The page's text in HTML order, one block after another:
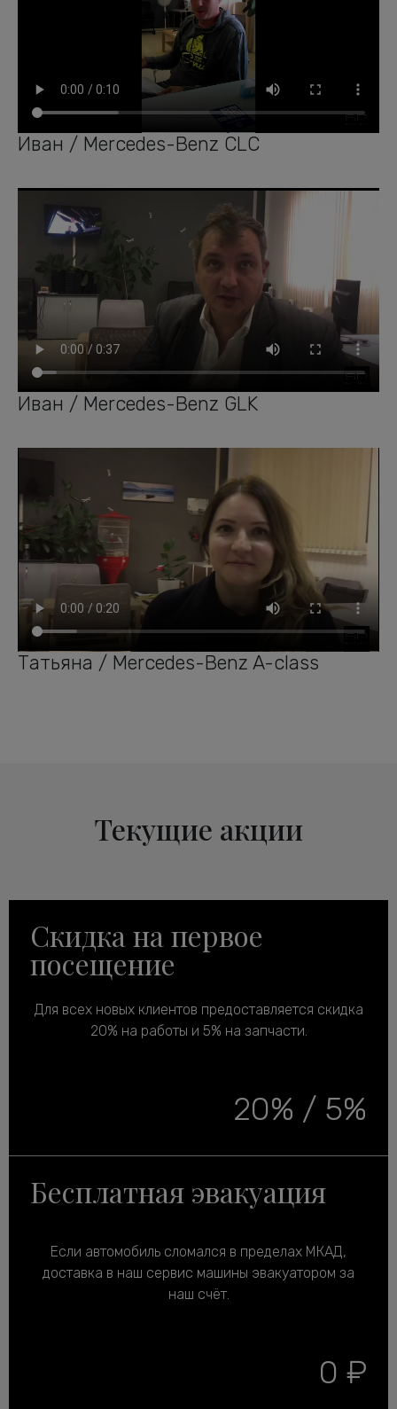
Иван / Mercedes-Benz CLC
Иван / Mercedes-Benz GLK
Татьяна / Mercedes-Benz A-class
Текущие акции
Скидка на первое
посещение
Для всех новых клиентов предоставляется скидка
20% на работы и 5% на запчасти.
20% / 5%
Бесплатная эвакуация
Если автомобиль сломался в пределах МКАД,
доставка в наш сервис машины эвакуатором за
наш счёт.
0 ₽